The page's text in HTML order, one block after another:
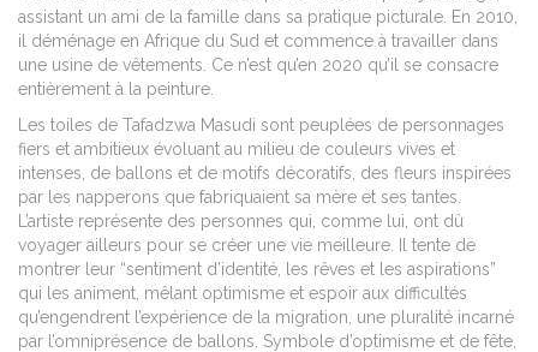
assistant un ami de la famille dans sa pratique picturale. En 2010,
il déménage en Afrique du Sud et commence à travailler dans
une usine de vêtements. Ce n’est qu’en 2020 qu’il se consacre
entièrement à la peinture.
Les toiles de Tafadzwa Masudi sont peuplées de personnages
fiers et ambitieux évoluant au milieu de couleurs vives et
intenses, de ballons et de motifs décoratifs, des fleurs inspirées
par les napperons que fabriquaient sa mère et ses tantes.
L’artiste représente des personnes qui, comme lui, ont dû
voyager ailleurs pour se créer une vie meilleure. Il tente de
montrer leur “sentiment d’identité, les rêves et les aspirations”
qui les animent, mêlant optimisme et espoir aux difficultés
qu’engendrent l’expérience de la migration, une pluralité incarné
par l’omniprésence de ballons. Symbole d’optimisme et de fête,